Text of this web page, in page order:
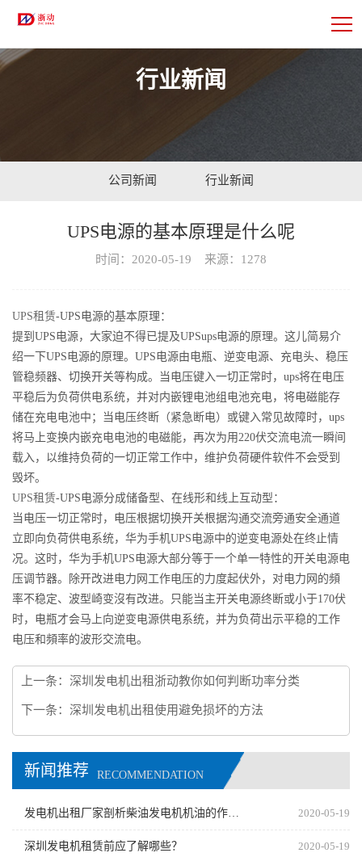
行业新闻
公司新闻 行业新闻
UPS电源的基本原理是什么呢
时间：2020-05-19 来源：1278
UPS租赁-UPS电源的基本原理：
提到UPS电源，大家迫不得已提及UPSups电源的原理。这儿简易介
绍一下UPS电源的原理。UPS电源由电瓶、逆变电源、充电头、稳压
管稳频器、切换开关等构成。当电压键入一切正常时，ups将在电压
平稳后为负荷供电系统，并对内嵌锂电池组电池充电，将电磁能存
储在充电电池中；当电压终断（紧急断电）或键入常见故障时，ups
将马上变换内嵌充电电池的电磁能，再次为用220伏交流电流一瞬间
载入，以维持负荷的一切正常工作中，维护负荷硬件软件不会受到
毁坏。
UPS租赁-UPS电源分成储备型、在线形和线上互动型：
当电压一切正常时，电压根据切换开关根据沟通交流旁通安全通道
立即向负荷供电系统，华为手机UPS电源中的逆变电源处在终止情
况。这时，华为手机UPS电源大部分等于一个单一特性的开关电源电
压调节器。除开改进电力网工作电压的力度起伏外，对电力网的頻
率不稳定、波型崎变沒有改进。只能当主开关电源终断或小于170伏
时，电瓶才会马上向逆变电源供电系统，并为负荷出示平稳的工作
电压和頻率的波形交流电。
上一条： 深圳发电机出租浙动教你如何判断功率分类
下一条： 深圳发电机出租使用避免损坏的方法
新闻推荐 RECOMMENDATION
发电机出租厂家剖析柴油发电机机油的作用有哪些 2020-05-19
深圳发电机租赁前应了解哪些？ 2020-05-19